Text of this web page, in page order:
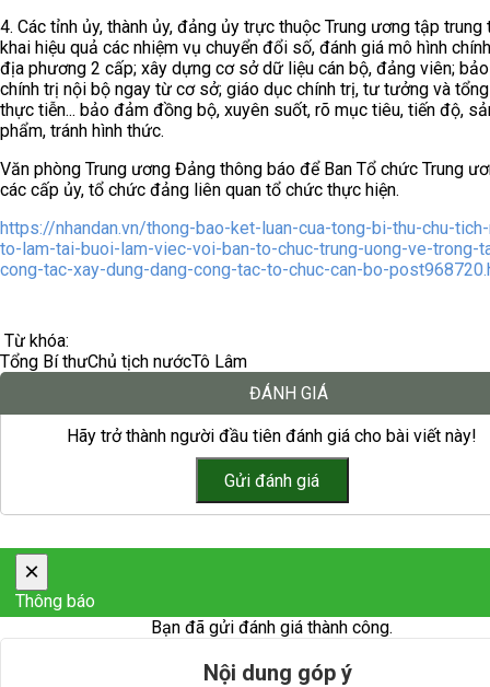
4. Các tỉnh ủy, thành ủy, đảng ủy trực thuộc Trung ương tập trung
khai hiệu quả các nhiệm vụ chuyển đổi số, đánh giá mô hình
địa phương 2 cấp; xây dựng cơ sở dữ liệu cán bộ, đảng viên;
chính trị nội bộ ngay từ cơ sở; giáo dục chính trị, tư tưởng và
thực tiễn... bảo đảm đồng bộ, xuyên suốt, rõ mục tiêu, tiến độ,
phẩm, tránh hình thức.
Văn phòng Trung ương Đảng thông báo để Ban Tổ chức Trung
các cấp ủy, tổ chức đảng liên quan tổ chức thực hiện.
https://nhandan.vn/thong-bao-ket-luan-cua-tong-bi-thu-chu-
to-lam-tai-buoi-lam-viec-voi-ban-to-chuc-trung-uong-ve-trong-
cong-tac-xay-dung-dang-cong-tac-to-chuc-can-bo-
Từ khóa:
Tổng Bí thưChủ tịch nướcTô Lâm
ĐÁNH GIÁ
Hãy trở thành người đầu tiên đánh giá cho bài viết này!
×
Thông báo
Bạn đã gửi đánh giá thành công.
Nội dung góp ý